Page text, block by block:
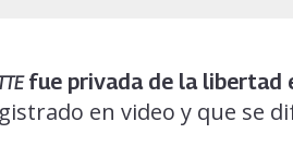
fue privada de la libertad
en video y que se